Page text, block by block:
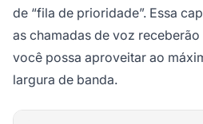
de “fila de prioridade”. Essa
as chamadas de voz
você possa aproveitar ao
largura de banda.